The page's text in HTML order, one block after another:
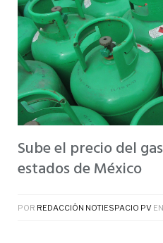
Sube el precio del
estados de México
POR REDACCIÓN NOTIESPACIO PV EN